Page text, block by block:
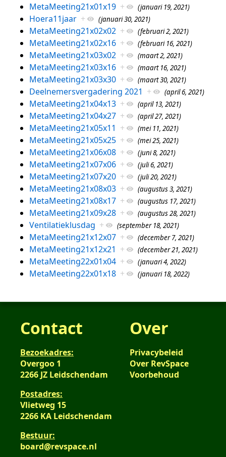
MetaMeeting21x01x19 + (januari 19, 2021)
Hoera11jaar + (januari 30, 2021)
MetaMeeting21x02x02 + (februari 2, 2021)
MetaMeeting21x02x16 + (februari 16, 2021)
MetaMeeting21x03x02 + (maart 2, 2021)
MetaMeeting21x03x16 + (maart 16, 2021)
MetaMeeting21x03x30 + (maart 30, 2021)
Deelnemersvergadering 2021 + (april 6, 2021)
MetaMeeting21x04x13 + (april 13, 2021)
MetaMeeting21x04x27 + (april 27, 2021)
MetaMeeting21x05x11 + (mei 11, 2021)
MetaMeeting21x05x25 + (mei 25, 2021)
MetaMeeting21x06x08 + (juni 8, 2021)
MetaMeeting21x07x06 + (juli 6, 2021)
MetaMeeting21x07x20 + (juli 20, 2021)
MetaMeeting21x08x03 + (augustus 3, 2021)
MetaMeeting21x08x17 + (augustus 17, 2021)
MetaMeeting21x09x28 + (augustus 28, 2021)
Ventilatieklusdag + (september 18, 2021)
MetaMeeting21x12x07 + (december 7, 2021)
MetaMeeting21x12x21 + (december 21, 2021)
MetaMeeting22x01x04 + (januari 4, 2022)
MetaMeeting22x01x18 + (januari 18, 2022)
Contact
Bezoekadres:
Overgoo 1
2266 JZ Leidschendam
Postadres:
Vlietweg 15
2266 KA Leidschendam
Bestuur:
board@revspace.nl
Over
Privacybeleid
Over RevSpace
Voorbehoud